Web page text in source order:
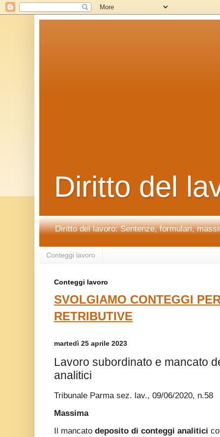
Diritto del
Diritto del lavoro: Sentenze, formulari,
Conteggi lavoro
Conteggi lavoro
SVOLGIAMO CONTEGGI
RETRIBUTIVE
martedì 25 aprile 2023
Lavoro subordinato e mancato
analitici
Tribunale Parma sez. lav., 09/06/2020, n.58
Massima
Il mancato deposito di conteggi analitici